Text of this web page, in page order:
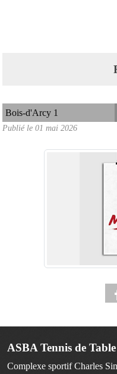
Bois-d'Arcy 1
Publié le 01 mai 2026
ASBA Tennis de Table
Complexe sportif Charles